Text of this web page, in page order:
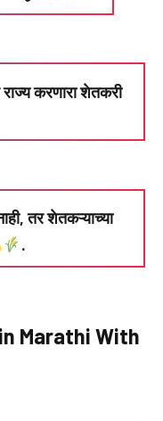
करणारा शेतकरी
तर शेतकऱ्याच्या
.
Marathi With